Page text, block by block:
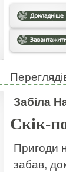
Забіла
Скік-
Пригоди
забав,